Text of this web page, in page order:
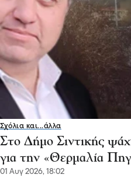
Σχόλια και...άλλα
Στο Δήμο Σιντικής
για την «Θερμαλία
01 Αυγ 2026, 18:02